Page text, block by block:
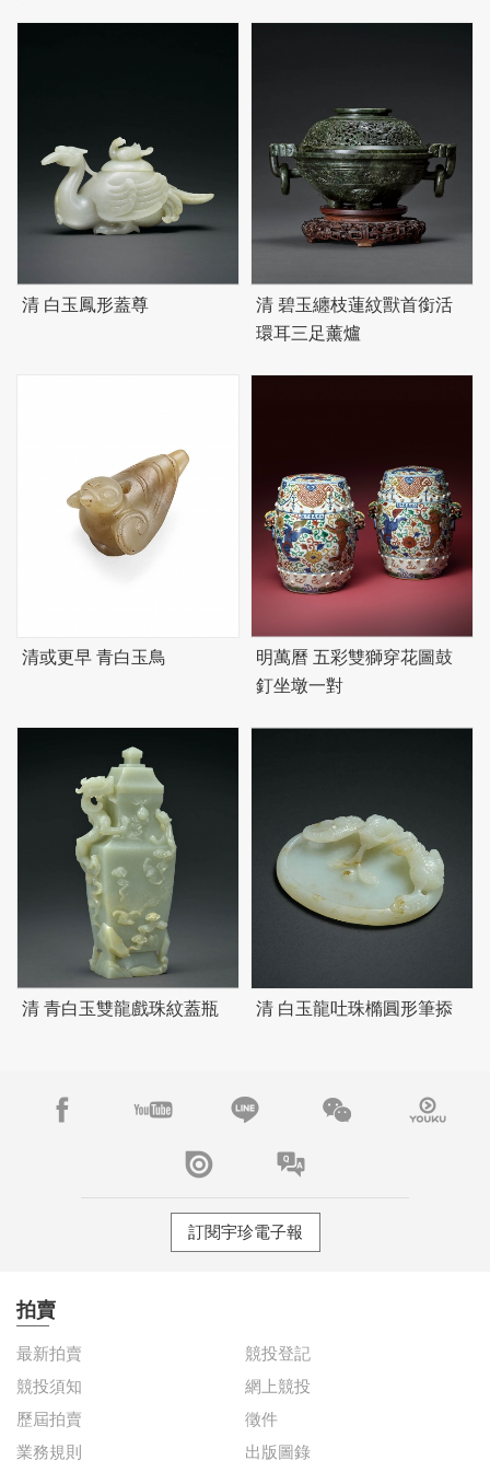
清 白玉鳳形蓋尊 清 碧玉纏枝蓮紋獸首銜活
環耳三足薰爐
清或更早 青白玉鳥
明萬曆 五彩雙獅穿花圖鼓
釘坐墩一對
清 青白玉雙龍戲珠紋蓋瓶 清 白玉龍吐珠橢圓形筆掭
訂閱宇珍電子報
拍賣
最新拍賣
競投登記
競投須知
網上競投
歷屆拍賣
徵件
業務規則
出版圖錄